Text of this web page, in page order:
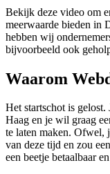
Bekijk deze video om
meerwaarde bieden in
hebben wij
bijvoorbeeld ook
Waarom
Het startschot is
Haag en je wil graag
te laten maken. Ofwel,
van deze tijd en zou
een beetje betaalbaar